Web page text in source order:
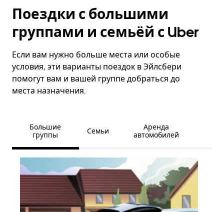
Поездки с большими
группами и семьёй с Uber
Если вам нужно больше места или особые
условия, эти варианты поездок в Эйлсбери
помогут вам и вашей группе добраться до
места назначения.
Большие
группы
Семьи
Аренда
автомобилей